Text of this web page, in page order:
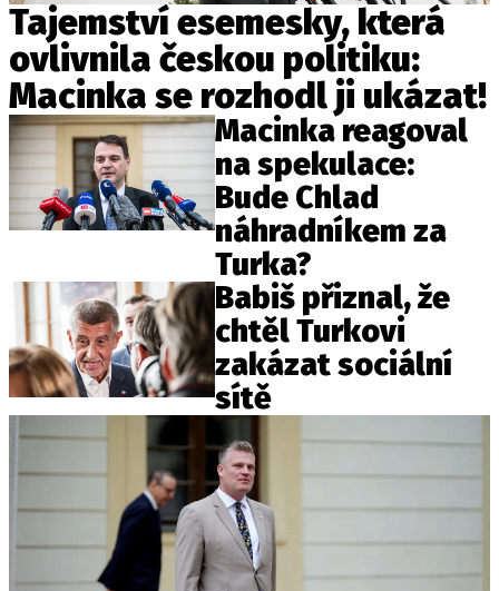
Tajemství esemesky, která
ovlivnila českou politiku:
Macinka se rozhodl ji ukázat!
Macinka reagoval
na spekulace:
Bude Chlad
náhradníkem za
Turka?
Babiš přiznal, že
chtěl Turkovi
zakázat sociální
sítě